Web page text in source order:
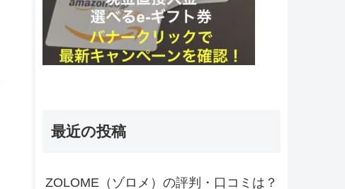
最近の投稿
ZOLOME（ゾロメ）の評判・口コミは？